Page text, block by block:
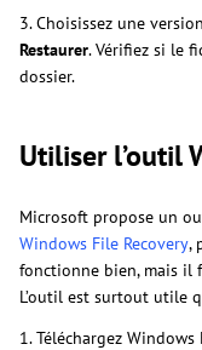
3. Choisissez une
Restaurer. Vérifiez si le
dossier.
Utiliser l’outil
Microsoft propose un
Windows File Recovery,
fonctionne bien, mais il
L’outil est surtout utile
1. Téléchargez